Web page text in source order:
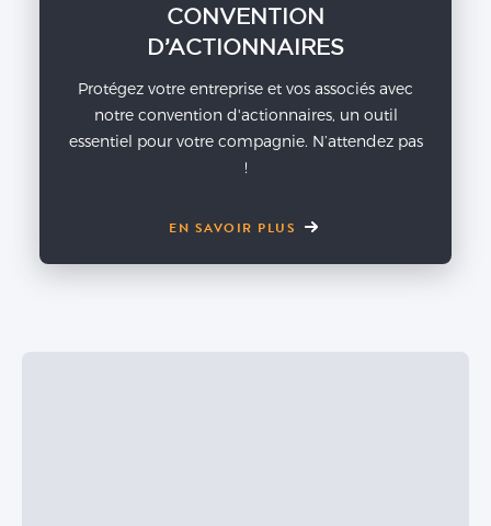
CONVENTION
D’ACTIONNAIRES
Protégez votre entreprise et vos associés avec
notre convention d'actionnaires, un outil
essentiel pour votre compagnie. N’attendez pas
!
EN SAVOIR PLUS